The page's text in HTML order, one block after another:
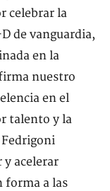
celebrar la
de vanguardia,
en la
nuestro
en el
talento y la
Fedrigoni
acelerar
forma a las